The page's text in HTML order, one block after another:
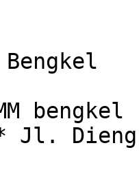
Dieng,